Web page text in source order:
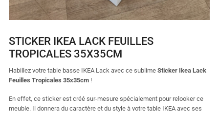
STICKER IKEA LACK FEUILLES
TROPICALES 35X35CM
Habillez votre table basse IKEA Lack avec ce sublime Sticker Ikea Lack
Feuilles Tropicales 35x35cm !
En effet, ce sticker est créé sur-mesure spécialement pour relooker ce
meuble. Il donnera du caractère et du style à votre table IKEA avec ses